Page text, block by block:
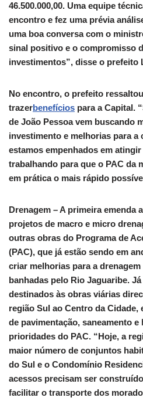
46.500.000,00. Uma equipe
encontro e fez uma prévia
uma boa conversa com o
sinal positivo e o compromisso
investimentos”, disse o prefeito
No encontro, o prefeito
trazerbenefícios para a Capital.
de João Pessoa vem buscando
investimento e melhorias para a
estamos empenhados em
trabalhando para que o PAC da
em prática o mais rápido
Drenagem – A primeira emenda
projetos de macro e micro
outras obras do Programa de
(PAC), que já estão sendo em
criar melhorias para a
banhadas pelo Rio Jaguaribe.
destinados às obras viárias
região Sul ao Centro da Cidade,
de pavimentação, saneamento e
prioridades do PAC. “Hoje, a
maior número de conjuntos
do Sul e o Condomínio
acessos precisam ser
facilitar o transporte dos